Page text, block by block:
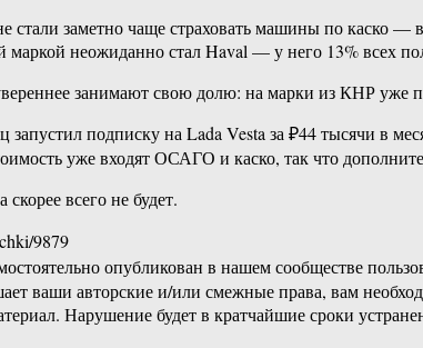
стали заметно чаще страховать машины по каско
маркой неожиданно стал Haval — у него 13% всех
занимают свою долю: на марки из КНР уже
запустил подписку на Lada Vesta за ₽44 тысячи в
уже входят ОСАГО и каско, так что
всего не будет.
9879
опубликован в нашем сообществе
ваши авторские и/или смежные права, вам
Нарушение будет в кратчайшие сроки